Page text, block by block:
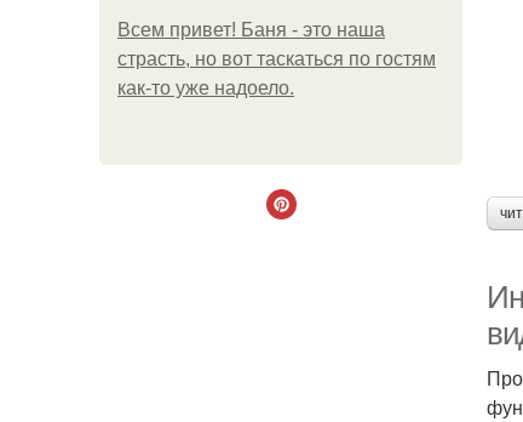
Всем привет! Баня - это наша
страсть, но вот таскаться по гостям
как-то уже надоело.